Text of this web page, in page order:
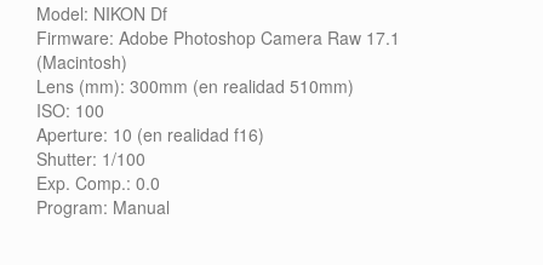
Model: NIKON Df
Firmware: Adobe Photoshop Camera Raw 17.1
(Macintosh)
Lens (mm): 300mm (en realidad 510mm)
ISO: 100
Aperture: 10 (en realidad f16)
Shutter: 1/100
Exp. Comp.: 0.0
Program: Manual